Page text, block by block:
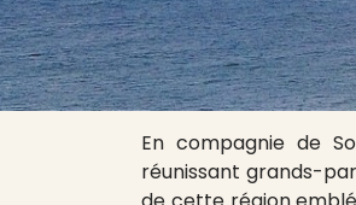
En compagnie de
réunissant grands-